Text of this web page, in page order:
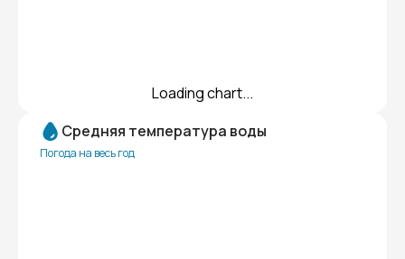
Loading chart...
Средняя температура воды
Погода на весь год